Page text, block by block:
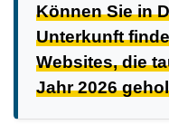
Können Sie in
Unterkunft
Websites, die
Jahr 2026